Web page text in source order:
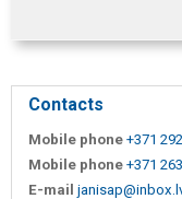
Contacts
Mobile phone +371
Mobile phone +371
E-mail